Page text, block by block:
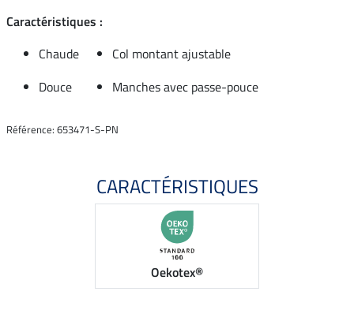
Caractéristiques :
Chaude
Col montant ajustable
Douce
Manches avec passe-pouce
Référence: 653471-S-PN
CARACTÉRISTIQUES
Oekotex®